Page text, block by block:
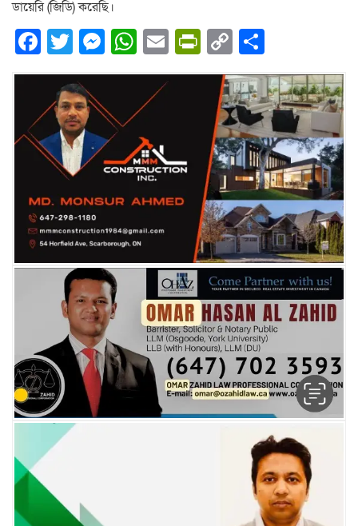
ডায়েরি (জিডি) করেছি।
Facebook
Twitter
Messenger
WhatsApp
EmailPrintFriendly
Copy
Link